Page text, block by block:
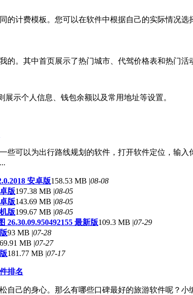
的计费模板。您可以在软件中根据自己的实际情况选
的。其中首页展示了热门城市、代驾价格表和热门活
示个人信息、钱包余额以及常用地址等设置。
些可以为出行路线规划的软件，打开软件定位，输
安卓版158.53 MB |08-08
版197.38 MB |08-05
版143.69 MB |08-05
版199.67 MB |08-05
26.30.09.950492155 最新版109.3 MB |07-29
93 MB |07-28
69.91 MB |07-27
181.77 MB |07-17
排名
自己的身心。那么有哪些口碑最好的旅游软件呢？